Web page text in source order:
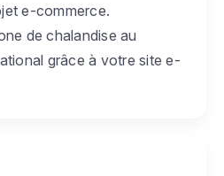
e-commerce.
de chalandise au
grâce à votre site e-